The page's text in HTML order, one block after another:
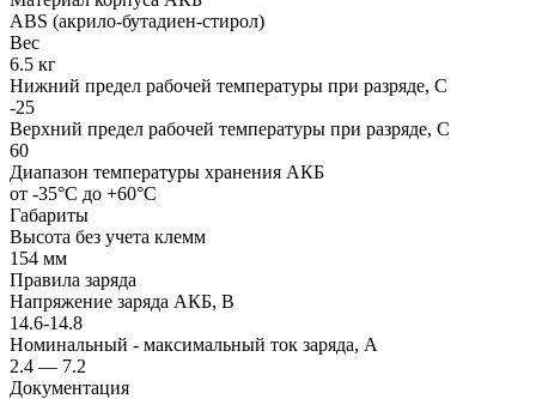
ABS (акрило-бутадиен-стирол)
Вес
6.5 кг
Нижний предел рабочей температуры при разряде, С
-25
Верхний предел рабочей температуры при разряде, С
60
Диапазон температуры хранения АКБ
от -35°С до +60°С
Габариты
Высота без учета клемм
154 мм
Правила заряда
Напряжение заряда АКБ, В
14.6-14.8
Номинальный - максимальный ток заряда, А
2.4 — 7.2
Документация